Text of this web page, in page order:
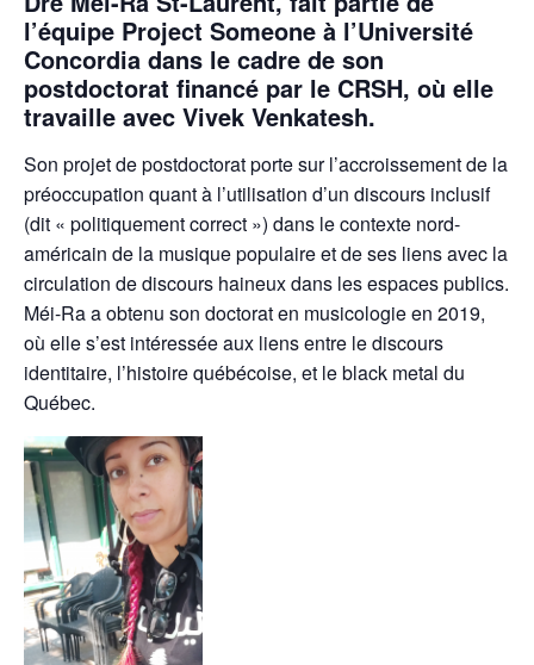
l’équipe Project Someone à l’Université
Concordia dans le cadre de son
postdoctorat financé par le CRSH, où elle
travaille avec Vivek Venkatesh.
Son projet de postdoctorat porte sur l’accroissement de la
préoccupation quant à l’utilisation d’un discours inclusif
(dit « politiquement correct ») dans le contexte nord-
américain de la musique populaire et de ses liens avec la
circulation de discours haineux dans les espaces publics.
Méi-Ra a obtenu son doctorat en musicologie en 2019,
où elle s’est intéressée aux liens entre le discours
identitaire, l’histoire québécoise, et le black metal du
Québec.